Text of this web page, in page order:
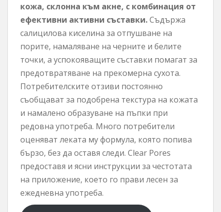
кожа, склонна към акне, с комбинация от
ефективни активни съставки.Съдържа
салицилова киселина за отпушване на
порите, намаляване на черните и белите
точки, а успокояващите съставки помагат за
предотвратяване на прекомерна сухота.
Потребителските отзиви постоянно
съобщават за подобрена текстура на кожата
и намалено образуване на пъпки при
редовна употреба. Много потребители
оценяват леката му формула, която попива
бързо, без да оставя следи. Clear Pores
предоставя и ясни инструкции за честотата
на приложение, което го прави лесен за
ежедневна употреба.